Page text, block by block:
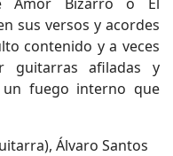
sus versos y acordes
contenido y a veces
guitarras afiladas y
un fuego interno que
Álvaro Santos